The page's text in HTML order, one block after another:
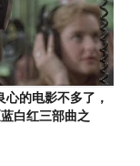
心的电影不多了，
白红三部曲之